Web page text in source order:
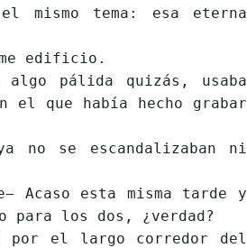
mismo tema: esa eterna
edificio.
pálida quizás, usaba
el que había hecho grabar
se escandalizaban ni
esta misma tarde y
para los dos, ¿verdad?
el largo corredor del